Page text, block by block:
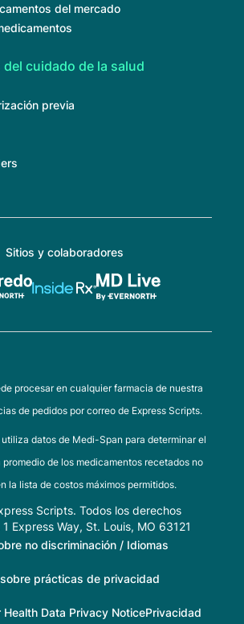
del mercado
cuidado de la salud
previa
Sitios y colaboradores
procesar en cualquier farmacia de nuestra
de pedidos por correo de Express Scripts.
datos de Medi-Span para determinar el
de los medicamentos recetados no
la lista de costos máximos permitidos.
Scripts. Todos los derechos
Express Way, St. Louis, MO 63121
no discriminación / Idiomas
prácticas de privacidad
Health Data Privacy NoticePrivacidad